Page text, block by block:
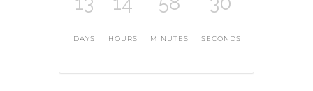
DAYS HOURS MINUTES SECONDS